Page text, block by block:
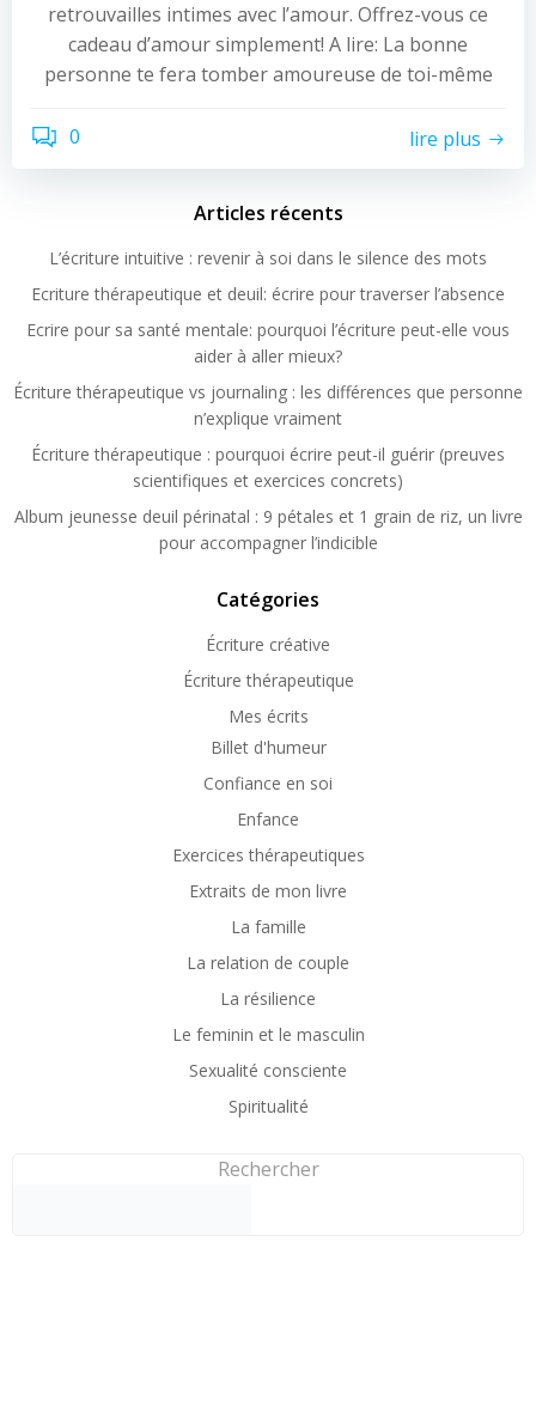
retrouvailles intimes avec l’amour. Offrez-vous ce
cadeau d’amour simplement! A lire: La bonne
personne te fera tomber amoureuse de toi-même
0 lire plus
Articles récents
L’écriture intuitive : revenir à soi dans le silence des mots
Ecriture thérapeutique et deuil: écrire pour traverser l’absence
Ecrire pour sa santé mentale: pourquoi l’écriture peut-elle vous
aider à aller mieux?
Écriture thérapeutique vs journaling : les différences que personne
n’explique vraiment
Écriture thérapeutique : pourquoi écrire peut-il guérir (preuves
scientifiques et exercices concrets)
Album jeunesse deuil périnatal : 9 pétales et 1 grain de riz, un livre
pour accompagner l’indicible
Catégories
Écriture créative
Écriture thérapeutique
Mes écrits
Billet d'humeur
Confiance en soi
Enfance
Exercices thérapeutiques
Extraits de mon livre
La famille
La relation de couple
La résilience
Le feminin et le masculin
Sexualité consciente
Spiritualité
Rechercher